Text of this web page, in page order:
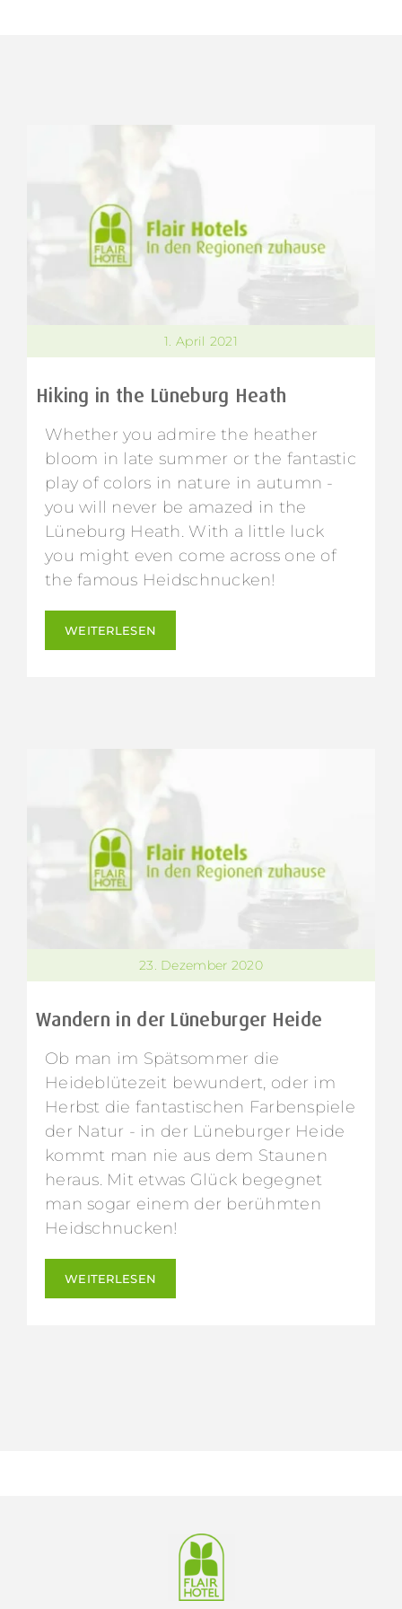
1. April 2021
Hiking in the Lüneburg Heath
Whether you admire the heather
bloom in late summer or the fantastic
play of colors in nature in autumn -
you will never be amazed in the
Lüneburg Heath. With a little luck
you might even come across one of
the famous Heidschnucken!
WEITERLESEN
23. Dezember 2020
Wandern in der Lüneburger Heide
Ob man im Spätsommer die
Heideblütezeit bewundert, oder im
Herbst die fantastischen Farbenspiele
der Natur - in der Lüneburger Heide
kommt man nie aus dem Staunen
heraus. Mit etwas Glück begegnet
man sogar einem der berühmten
Heidschnucken!
WEITERLESEN